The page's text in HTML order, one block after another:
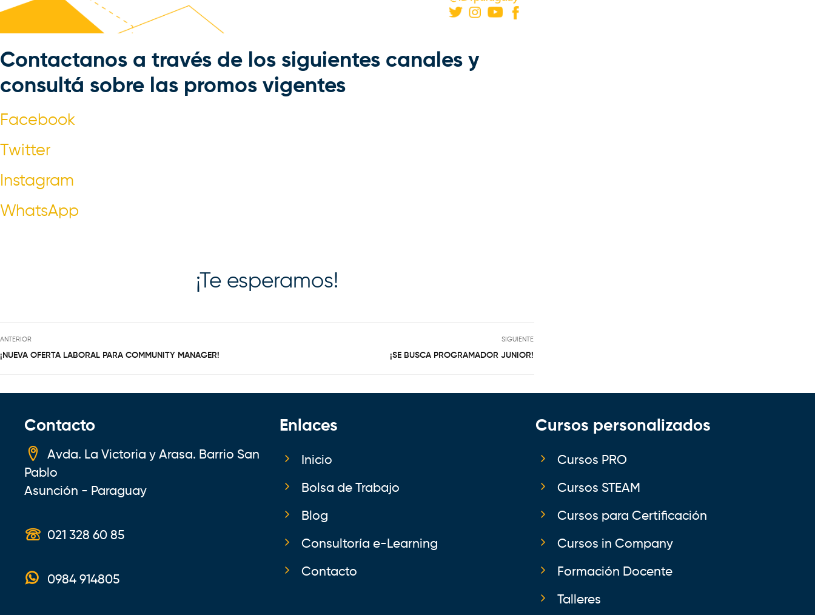
Contactanos a través de los siguientes canales y
consultá sobre las promos vigentes
Facebook
Twitter
Instagram
WhatsApp
¡Te esperamos!
ANTERIOR
¡NUEVA OFERTA LABORAL PARA COMMUNITY MANAGER!
SIGUIENTE
¡SE BUSCA PROGRAMADOR JUNIOR!
Contacto
Avda. La Victoria y Arasa. Barrio San
Pablo
Asunción - Paraguay
021 328 60 85
0984 914805
Enlaces
Inicio
Bolsa de Trabajo
Blog
Consultoría e-Learning
Contacto
Cursos personalizados
Cursos PRO
Cursos STEAM
Cursos para Certificación
Cursos in Company
Formación Docente
Talleres